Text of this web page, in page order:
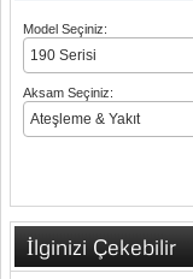
Model Seçiniz:
Aksam Seçiniz:
İlginizi Çekebilir